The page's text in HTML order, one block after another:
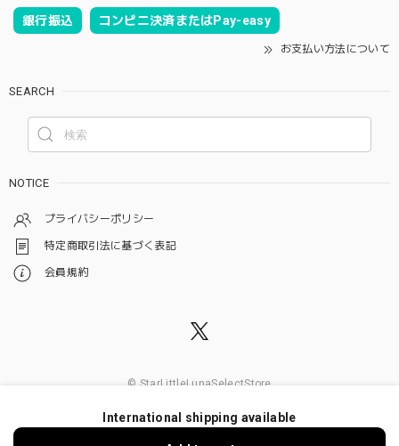
銀行振込 コンビニ決済またはPay-easy
お支払い方法について
SEARCH
NOTICE
プライバシーポリシー
特定商取引法に基づく表記
会員規約
© StarLittleLunaSelectStore
International shipping available
ショップに質問する